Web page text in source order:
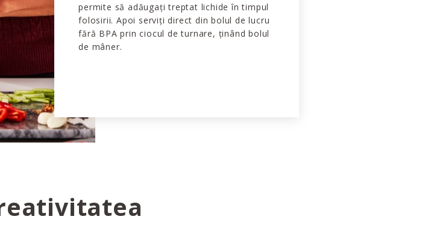
permite să adăugați treptat lichide în timpul
folosirii. Apoi serviți direct din bolul de lucru
fără BPA prin ciocul de turnare, ținând bolul
de mâner.